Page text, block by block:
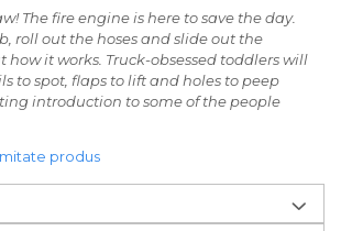
The fire engine is here to save the day.
roll out the hoses and slide out the
how it works. Truck-obsessed toddlers will
to spot, flaps to lift and holes to peep
introduction to some of the people
produs